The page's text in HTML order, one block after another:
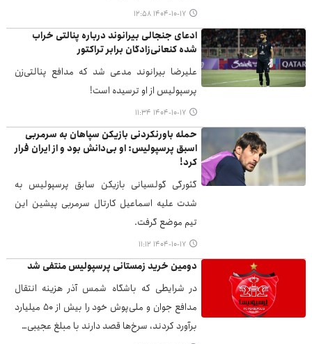
۱۴۰۴-۱۰-۱۷ ۱۲:۵۸
ادعای جنجالی بیرانوند درباره پنالتی خراب
شده کنعانی‌زادگان برابر تراکتور
علیرضا بیرانوند مدعی شد که مدافع پنالتی‌زن
پرسپولیس از او ترسیده است!
۱۴۰۴-۱۰-۱۷ ۱۱:۳۴
حمله باورنکردنی بازیکن سپاهان به سرمربی
اسبق پرسپولیس: او بی‌دانش بود و از ایران فرار
کرد!
گئورگی گولسیانی بازیکن سابق پرسپولیس به
شدت علیه اسماعیل کارتال سرمربی پیشین این
تیم موضع گرفت.
۱۴۰۴-۱۰-۱۷ ۱۱:۱۲
دومین خرید زمستانی پرسپولیس منتفی شد
در شرایطی که باشگاه شمس آذر هزینه انتقال
مدافع جوان و ملی‌پوش خود را بیش از ۵۰ میلیارد
برآورد کردند، سرخ‌ها قصد دارند با مبلغ عجیبی…